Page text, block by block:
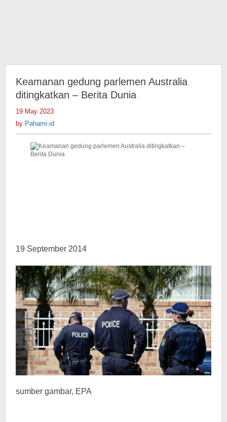
Keamanan gedung parlemen Australia
ditingkatkan – Berita Dunia
19 May 2023
by Pahami.id
19 September 2014
sumber gambar, EPA